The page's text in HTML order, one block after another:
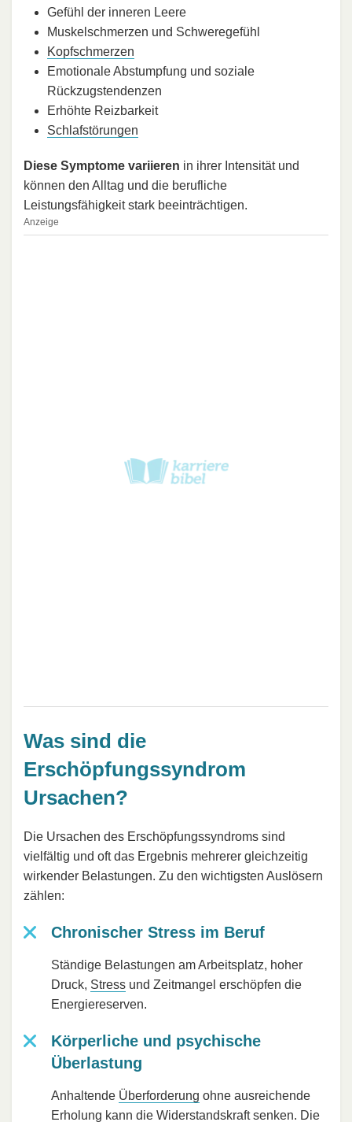
Gefühl der inneren Leere
Muskelschmerzen und Schweregefühl
Kopfschmerzen
Emotionale Abstumpfung und soziale
Rückzugstendenzen
Erhöhte Reizbarkeit
Schlafstörungen
Diese Symptome variieren in ihrer Intensität und
können den Alltag und die berufliche
Leistungsfähigkeit stark beeinträchtigen.
Anzeige
Was sind die
Erschöpfungssyndrom
Ursachen?
Die Ursachen des Erschöpfungssyndroms sind
vielfältig und oft das Ergebnis mehrerer gleichzeitig
wirkender Belastungen. Zu den wichtigsten Auslösern
zählen:
Chronischer Stress im Beruf
Ständige Belastungen am Arbeitsplatz, hoher
Druck, Stress und Zeitmangel erschöpfen die
Energiereserven.
Körperliche und psychische
Überlastung
Anhaltende Überforderung ohne ausreichende
Erholung kann die Widerstandskraft senken. Die